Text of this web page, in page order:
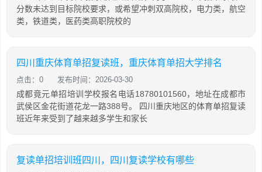
分数未达到目标院校要求，或希望冲刺双高院校，电力类，航空
类，铁道类，医药类高职院校的
四川重庆体育单招复读班，重庆体育单招大学排名
点击：0 发布时间：2026-03-30
成都竟元单招培训学校报名电话18780101560，地址在成都市
武侯区金花街道花龙一路388号。 四川重庆地区的体育单招复读
班近年来受到了越来越多学生和家长
复读单招培训班四川，四川复读学校有哪些